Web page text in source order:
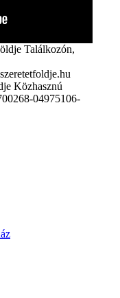
Találkozón,
Közhasznú
04975106-